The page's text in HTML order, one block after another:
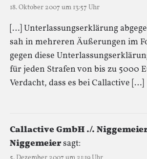
18. Oktober 2007 um 13:57 Uhr
[…] Unterlassungserklärung
sah in mehreren Äußerungen im
gegen diese
für jeden Strafen von bis zu 5000
Verdacht, dass es bei Callactive […]
Callactive GmbH ./.
Niggemeiersagt: